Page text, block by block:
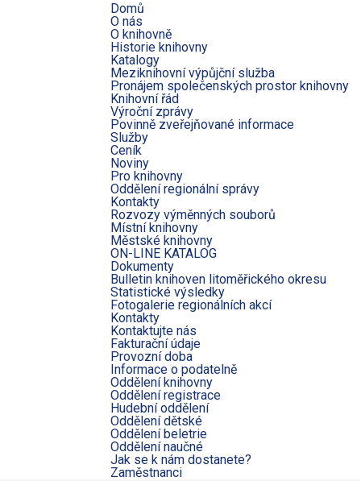
Domů
O nás
O knihovně
Historie knihovny
Katalogy
Meziknihovní výpůjční služba
Pronájem společenských prostor knihovny
Knihovní řád
Výroční zprávy
Povinně zveřejňované informace
Služby
Ceník
Noviny
Pro knihovny
Oddělení regionální správy
Kontakty
Rozvozy výměnných souborů
Místní knihovny
Městské knihovny
ON-LINE KATALOG
Dokumenty
Bulletin knihoven litoměřického okresu
Statistické výsledky
Fotogalerie regionálních akcí
Kontakty
Kontaktujte nás
Fakturační údaje
Provozní doba
Informace o podatelně
Oddělení knihovny
Oddělení registrace
Hudební oddělení
Oddělení dětské
Oddělení beletrie
Oddělení naučné
Jak se k nám dostanete?
Zaměstnanci